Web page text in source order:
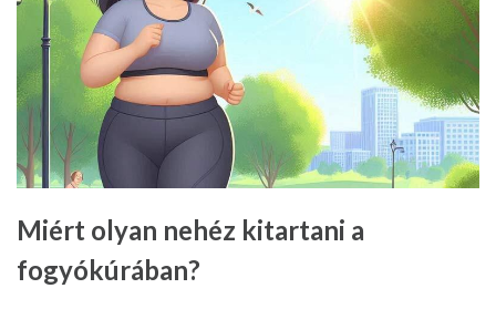
Miért olyan nehéz kitartani a
fogyókúrában?